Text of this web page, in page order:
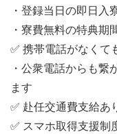
・登録当日の即日入
・寮費無料の特典期
✅ 携帯電話がなくて
・公衆電話からも
ます
✅ 赴任交通費支給あ
✅ スマホ取得支援制